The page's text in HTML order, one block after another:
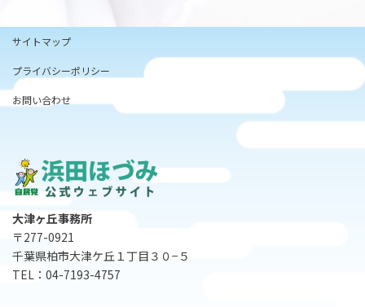
サイトマップ
プライバシーポリシー
お問い合わせ
大津ヶ丘事務所
〒277-0921
千葉県柏市大津ケ丘１丁目３０−５
TEL：04-7193-4757